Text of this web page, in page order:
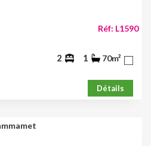
Réf: L1590
2 1 70m²
Détails